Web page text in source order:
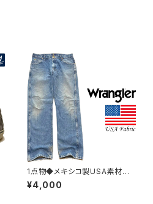
1点物◆メキシコ製USA素材ラ
ングラーWranglerデニムパン
ツ/ジーンズ古着メンズXLレディ
¥4,000